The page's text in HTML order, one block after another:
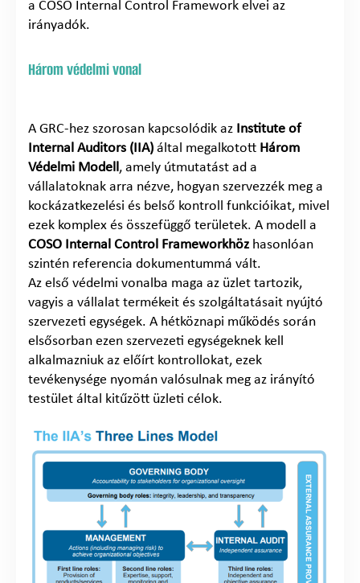
a COSO Internal Control Framework elvei az
irányadók.
Három védelmi vonal
A GRC-hez szorosan kapcsolódik az Institute of
Internal Auditors (IIA) által megalkotott Három
Védelmi Modell, amely útmutatást ad a
vállalatoknak arra nézve, hogyan szervezzék meg a
kockázatkezelési és belső kontroll funkcióikat, mivel
ezek komplex és összefüggő területek. A modell a
COSO Internal Control Frameworkhöz hasonlóan
szintén referencia dokumentummá vált.
Az első védelmi vonalba maga az üzlet tartozik,
vagyis a vállalat termékeit és szolgáltatásait nyújtó
szervezeti egységek. A hétköznapi működés során
elsősorban ezen szervezeti egységeknek kell
alkalmazniuk az előírt kontrollokat, ezek
tevékenysége nyomán valósulnak meg az irányító
testület által kitűzött üzleti célok.